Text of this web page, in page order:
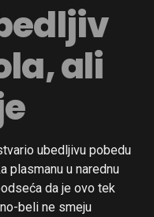
ali
ubedljivu pobedu
plasmanu u narednu
da je ovo tek
beli ne smeju